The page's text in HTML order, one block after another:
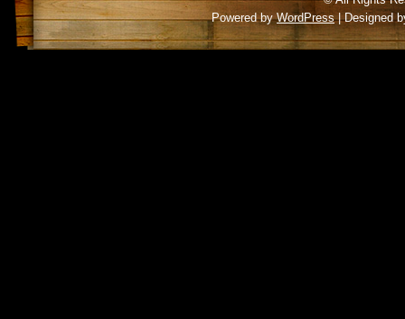
Powered byWordPress| Designed